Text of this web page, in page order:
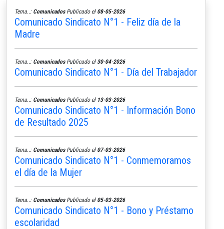
Tema..: ComunicadosPublicado el 08-05-2026
Comunicado Sindicato N°1 - Feliz día de la
Madre
Tema..: ComunicadosPublicado el 30-04-2026
Comunicado Sindicato N°1 - Día del Trabajador
Tema..: ComunicadosPublicado el 13-03-2026
Comunicado Sindicato N°1 - Información Bono
de Resultado 2025
Tema..: ComunicadosPublicado el 07-03-2026
Comunicado Sindicato N°1 - Conmemoramos
el día de la Mujer
Tema..: ComunicadosPublicado el 05-03-2026
Comunicado Sindicato N°1 - Bono y Préstamo
escolaridad